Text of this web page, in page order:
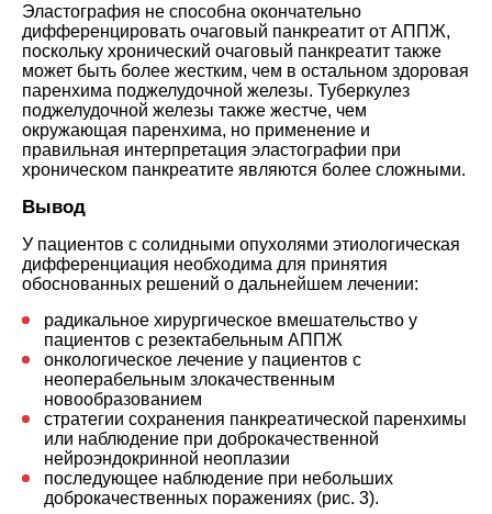
Эластография не способна окончательно
дифференцировать очаговый панкреатит от АППЖ,
поскольку хронический очаговый панкреатит также
может быть более жестким, чем в остальном здоровая
паренхима поджелудочной железы. Туберкулез
поджелудочной железы также жестче, чем
окружающая паренхима, но применение и
правильная интерпретация эластографии при
хроническом панкреатите являются более сложными.
Вывод
У пациентов с солидными опухолями этиологическая
дифференциация необходима для принятия
обоснованных решений о дальнейшем лечении:
радикальное хирургическое вмешательство у
пациентов с резектабельным АППЖ
онкологическое лечение у пациентов с
неоперабельным злокачественным
новообразованием
стратегии сохранения панкреатической паренхимы
или наблюдение при доброкачественной
нейроэндокринной неоплазии
последующее наблюдение при небольших
доброкачественных поражениях (рис. 3).